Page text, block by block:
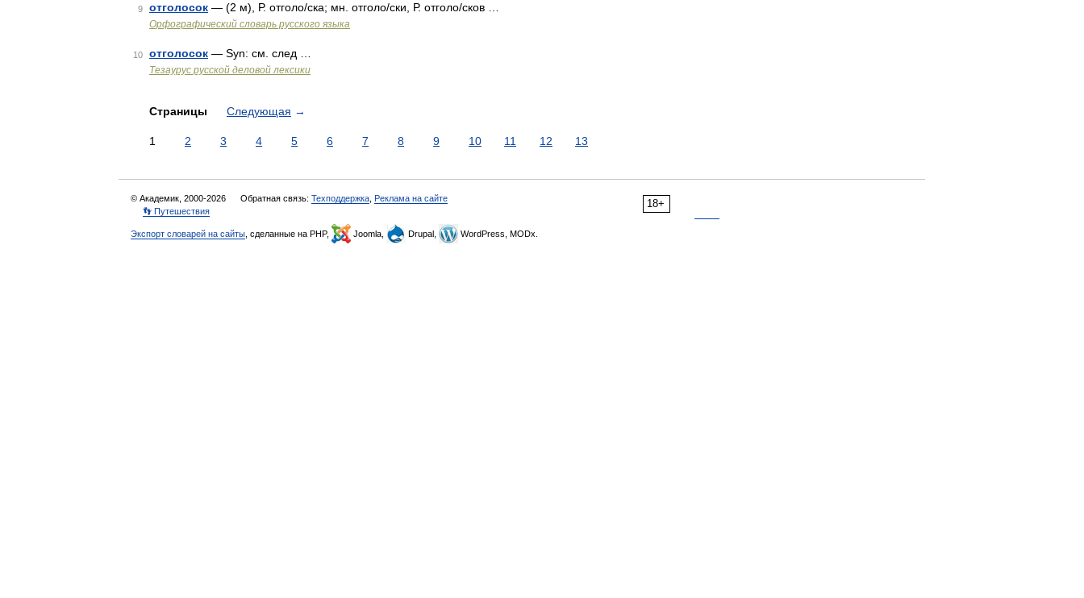
9 отголосок — (2 м), Р. отголо/ска; мн. отголо/ски, Р. отголо/сков …
Орфографический словарь русского языка
10 отголосок — Syn: см. след …
Тезаурус русской деловой лексики
Страницы Следующая →
1 2 3 4 5 6 7 8 9 10 11 12 13
18+
© Академик, 2000-2026 Обратная связь: Техподдержка Реклама на сайте
👣 Путешествия
Экспорт словарей на сайты , сделанные на PHP, Joomla, Drupal, WordPress, MODx.